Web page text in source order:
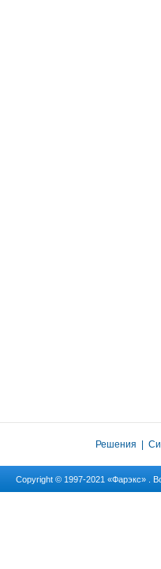
Решения
Copyright © 1997-2021 «Фарэкс» .